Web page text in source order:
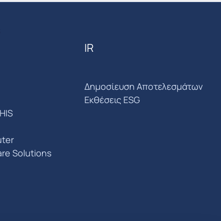
Solutions
IR
Δημοσίευση Αποτελεσμάτων
Εκθέσεις ESG